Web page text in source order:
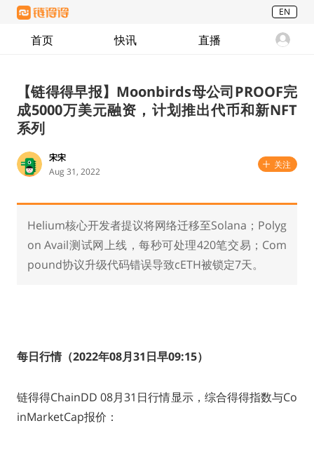
EN
首页 快讯 直播
【链得得早报】Moonbirds母公司PROOF完
成5000万美元融资，计划推出代币和新NFT
系列
宋宋
Aug 31, 2022
关注
Helium核心开发者提议将网络迁移至Solana；Polyg
on Avail测试网上线，每秒可处理420笔交易；Com
pound协议升级代码错误导致cETH被锁定7天。
每日行情（2022年08月31日早09:15）
链得得ChainDD 08月31日行情显示，综合得得指数与Co
inMarketCap报价：